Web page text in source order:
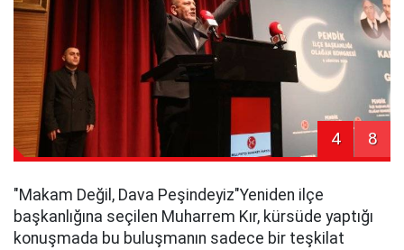
4 8
​"Makam Değil, Dava Peşindeyiz"​Yeniden ilçe
başkanlığına seçilen Muharrem Kır, kürsüde yaptığı
konuşmada bu buluşmanın sadece bir teşkilat